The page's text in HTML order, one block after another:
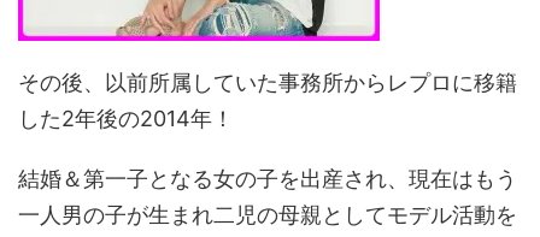
その後、以前所属していた事務所からレプロに移籍
した2年後の2014年！
結婚＆第一子となる女の子を出産され、現在はもう
一人男の子が生まれ二児の母親としてモデル活動を